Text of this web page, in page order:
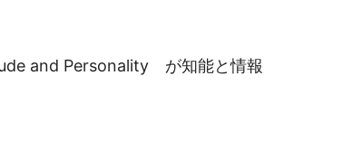
and Personality が知能と情報